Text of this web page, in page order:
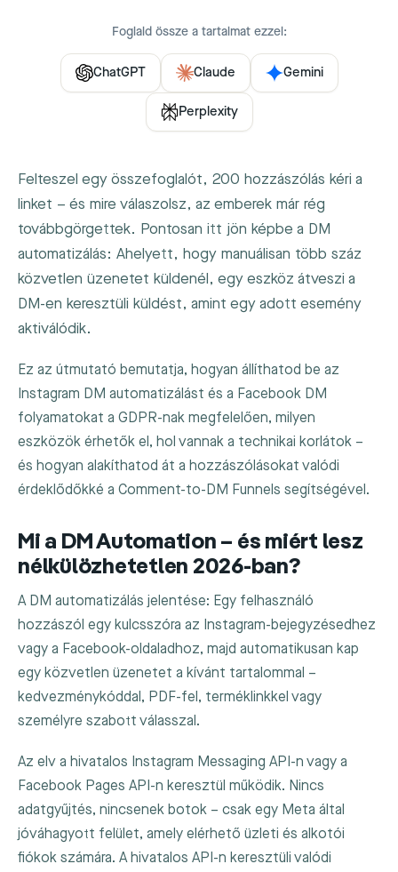
Foglald össze a tartalmat ezzel:
ChatGPT Claude Gemini
Perplexity
Felteszel egy összefoglalót, 200 hozzászólás kéri a
linket – és mire válaszolsz, az emberek már rég
továbbgörgettek. Pontosan itt jön képbe a DM
automatizálás: Ahelyett, hogy manuálisan több száz
közvetlen üzenetet küldenél, egy eszköz átveszi a
DM-en keresztüli küldést, amint egy adott esemény
aktiválódik.
Ez az útmutató bemutatja, hogyan állíthatod be az
Instagram DM automatizálást és a Facebook DM
folyamatokat a GDPR-nak megfelelően, milyen
eszközök érhetők el, hol vannak a technikai korlátok –
és hogyan alakíthatod át a hozzászólásokat valódi
érdeklődőkké a Comment-to-DM Funnels segítségével.
Mi a DM Automation – és miért lesz
nélkülözhetetlen 2026-ban?
A DM automatizálás jelentése: Egy felhasználó
hozzászól egy kulcsszóra az Instagram-bejegyzésedhez
vagy a Facebook-oldaladhoz, majd automatikusan kap
egy közvetlen üzenetet a kívánt tartalommal –
kedvezménykóddal, PDF-fel, terméklinkkel vagy
személyre szabott válasszal.
Az elv a hivatalos Instagram Messaging API-n vagy a
Facebook Pages API-n keresztül működik. Nincs
adatgyűjtés, nincsenek botok – csak egy Meta által
jóváhagyott felület, amely elérhető üzleti és alkotói
fiókok számára. A hivatalos API-n keresztüli valódi